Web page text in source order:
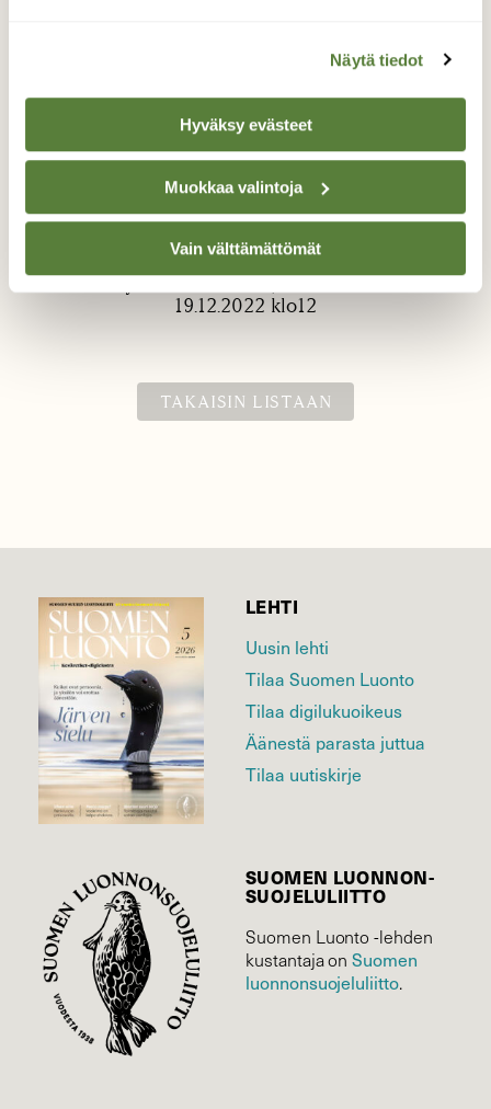
Näytä tiedot
Hyväksy evästeet
Muokkaa valintoja
Vain välttämättömät
Jouluhauki
Perämeren saaristossa verkoilla.
Valokuvaaja: Juha Juvonen, Perämeren saaristo
19.12.2022 klo12
TAKAISIN LISTAAN
LEHTI
Uusin lehti
Tilaa Suomen Luonto
Tilaa digilukuoikeus
Äänestä parasta juttua
Tilaa uutiskirje
SUOMEN LUONNON­
SUOJELU­LIITTO
Suomen Luonto -lehden
kustantaja onSuomen
luonnonsuojelu­liitto.